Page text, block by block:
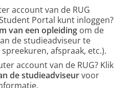
account van de RUG
Portal kunt inloggen?
van een opleiding om de
de studieadviseur te
afspraak, etc.).
account van de RUG? Klik
de studieadviseurvoor